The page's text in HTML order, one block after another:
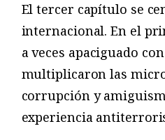
El tercer capítulo se
internacional. En el
a veces apaciguado
multiplicaron las
corrupción y
experiencia